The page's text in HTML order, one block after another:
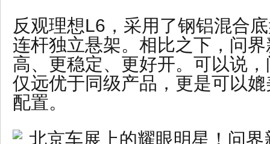
反观理想L6，采用了钢铝混合
连杆独立悬架。相比之下，问
高、更稳定、更好开。可以说
仅远优于同级产品，更是可以
配置。